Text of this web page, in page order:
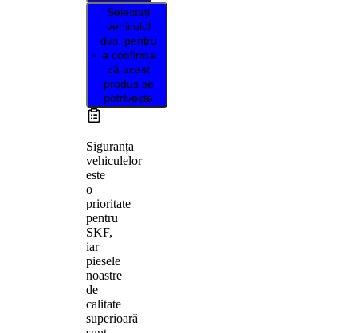
Selectați
vehiculul
dvs. pentru
a confirma
că acest
produs se
potrivește
Siguranța
vehiculelor
este
o
prioritate
pentru
SKF,
iar
piesele
noastre
de
calitate
superioară